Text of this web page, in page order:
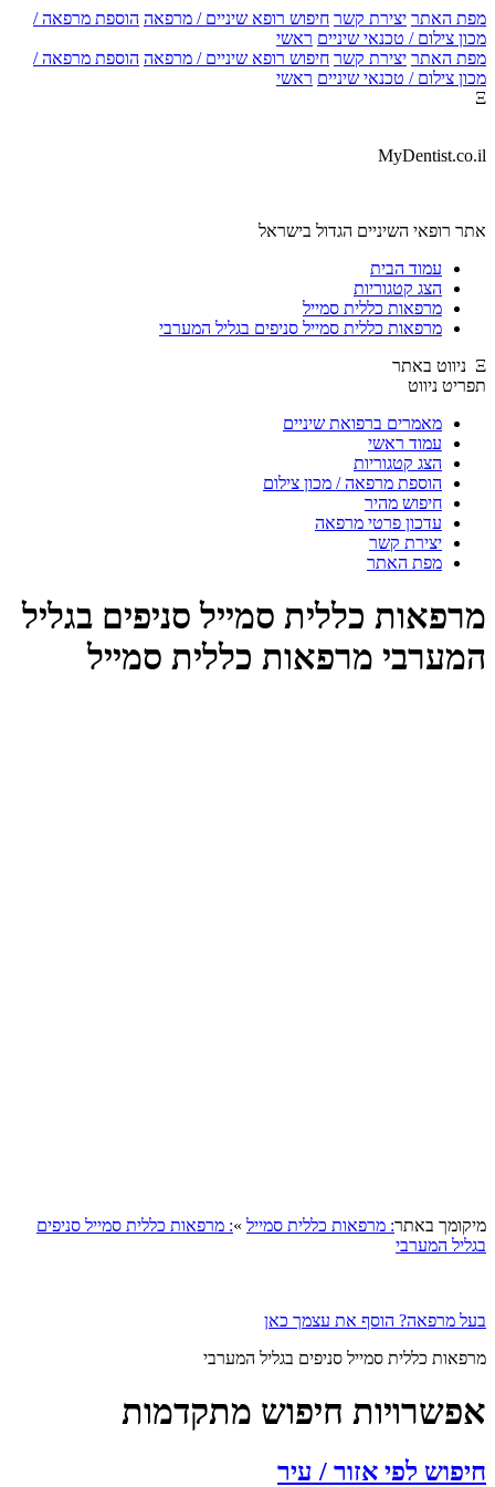
האתר יצירת קשר חיפוש רופא שיניים / מרפאה הוספת מרפאה /
צילום / טכנאי שיניים ראשי
האתר יצירת קשר חיפוש רופא שיניים / מרפאה הוספת מרפאה /
צילום / טכנאי שיניים ראשי
רופאי השיניים הגדול בישראל
עמוד הבית
הצג קטגוריות
מרפאות כללית סמייל
מרפאות כללית סמייל סניפים בגליל המערבי
ניווט
מאמרים ברפואת שיניים
עמוד ראשי
הצג קטגוריות
הוספת מרפאה / מכון צילום
חיפוש מהיר
עדכון פרטי מרפאה
יצירת קשר
מפת האתר
כללית סמייל סניפים בגליל
מרפאות כללית סמייל
באתר: מרפאות כללית סמייל»: מרפאות כללית סמייל סניפים
המערבי
מרפאה? הוסף את עצמך כאן
כללית סמייל סניפים בגליל המערבי
חיפוש מתקדמות
לפי אזור / עיר